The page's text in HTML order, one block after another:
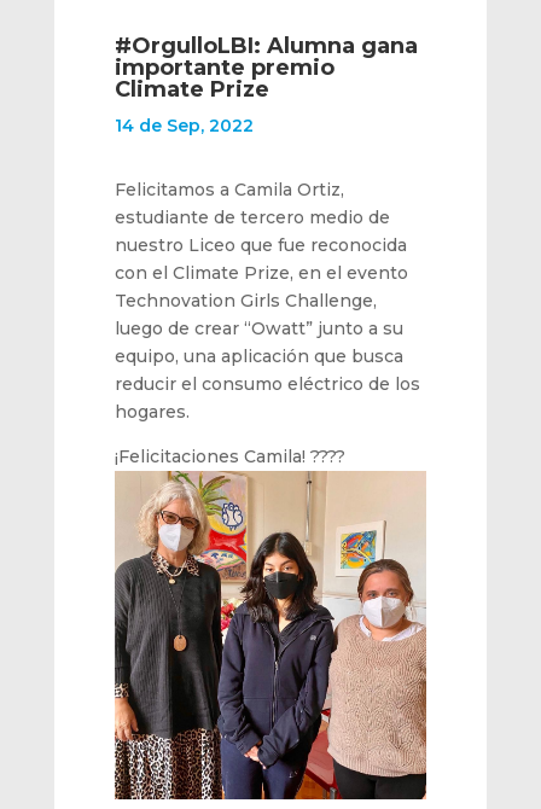
#OrgulloLBI: Alumna gana
importante premio
Climate Prize
14 de Sep, 2022
Felicitamos a Camila Ortiz,
estudiante de tercero medio de
nuestro Liceo que fue reconocida
con el Climate Prize, en el evento
Technovation Girls Challenge,
luego de crear “Owatt” junto a su
equipo, una aplicación que busca
reducir el consumo eléctrico de los
hogares.
¡Felicitaciones Camila! ???‍?